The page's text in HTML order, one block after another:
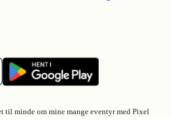
til minde om mine mange eventyr med Pixel